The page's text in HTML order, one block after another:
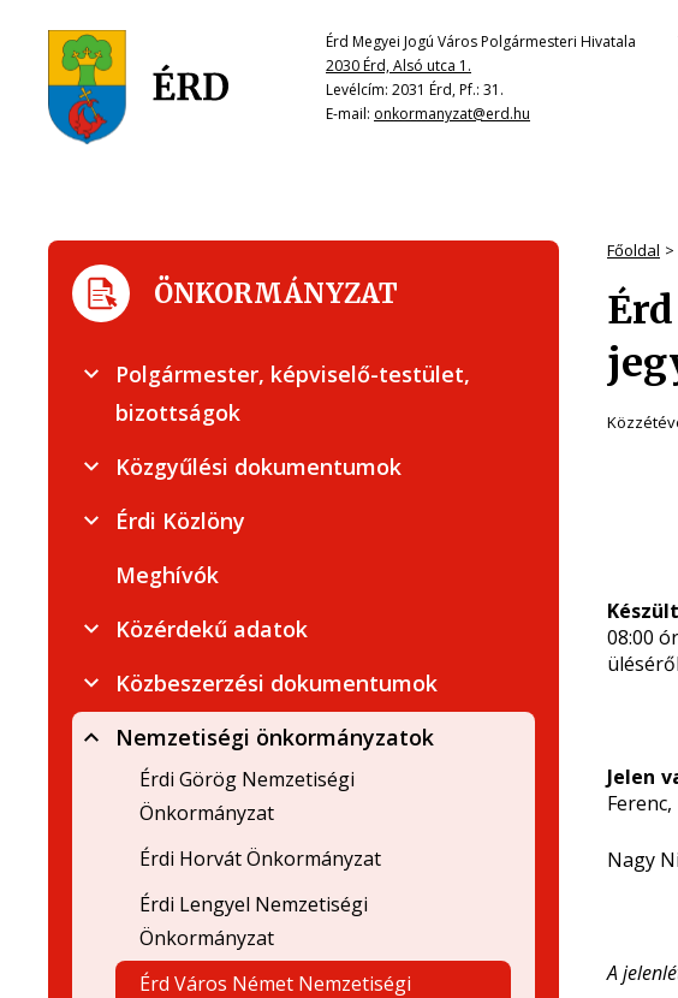
Érd Megyei Jogú Város Polgármesteri Hivatala
2030 Érd, Alsó utca 1.
Levélcím: 2031 Érd, Pf.: 31.
E-mail: onkormanyzat@erd.hu
Főoldal
08:00
Jelen
Ferenc,
Nagy
A
ÖNKORMÁNYZAT
Polgármester, képviselő-testület,
bizottságok
Közgyűlési dokumentumok
Érdi Közlöny
Meghívók
Közérdekű adatok
Közbeszerzési dokumentumok
Nemzetiségi önkormányzatok
Érdi Görög Nemzetiségi
Önkormányzat
Érdi Horvát Önkormányzat
Érdi Lengyel Nemzetiségi
Önkormányzat
Érd Város Német Nemzetiségi